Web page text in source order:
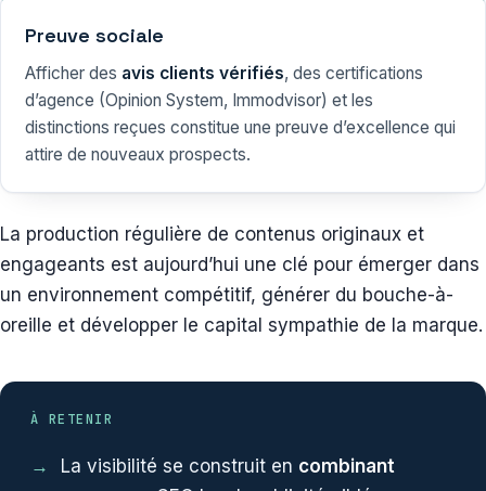
Preuve sociale
Afficher des avis clients vérifiés, des certifications
d’agence (Opinion System, Immodvisor) et les
distinctions reçues constitue une preuve d’excellence qui
attire de nouveaux prospects.
La production régulière de contenus originaux et
engageants est aujourd’hui une clé pour émerger dans
un environnement compétitif, générer du bouche-à-
oreille et développer le capital sympathie de la marque.
À RETENIR
La visibilité se construit en combinant